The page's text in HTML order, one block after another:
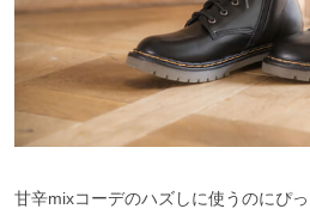
甘辛mixコーデのハズしに使うのにぴ